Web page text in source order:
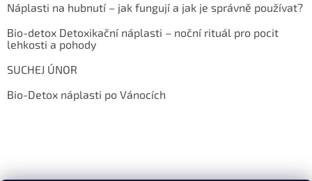
Náplasti na hubnutí – jak fungují a jak je správně používat?
Bio-detox Detoxikační náplasti – noční rituál pro pocit
lehkosti a pohody
SUCHEJ ÚNOR
Bio-Detox náplasti po Vánocích